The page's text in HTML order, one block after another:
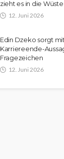
zieht es in die Wüste
12. Juni 2026
Edin Dzeko sorgt mit
Karriereende-
Fragezeichen
12. Juni 2026